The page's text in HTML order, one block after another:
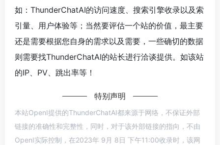
如：ThunderChatAI的访问速度、搜索引擎收录以及索
引量、用户体验等；当然要评估一个站的价值，最主要
还是需要根据您自身的需求以及需要，一些确切的数据
则需要找ThunderChatAI的站长进行洽谈提供。如该站
的IP、PV、跳出率等！
特别声明
本站OpenI提供的ThunderChatAI都来源于网络，不保证外部
链接的准确性和完整性，同时，对于该外部链接的指向，不由
OpenI实际控制，在2023年 9月 8日 下午11:00收录时，该网